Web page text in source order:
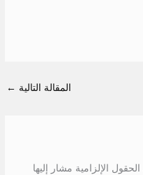
المقالة التالية ←
الحقول الإلزامية مشار إليها